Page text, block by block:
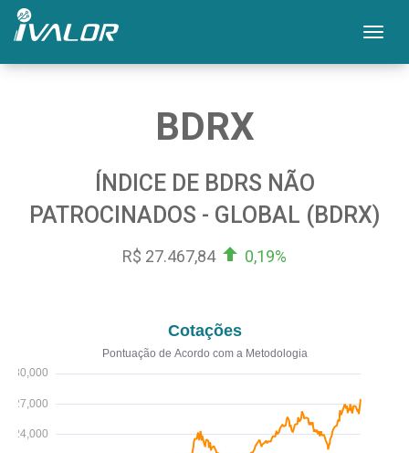
BDRX
ÍNDICE DE BDRS NÃO
PATROCINADOS - GLOBAL (BDRX)
R$ 27.467,84 0,19%